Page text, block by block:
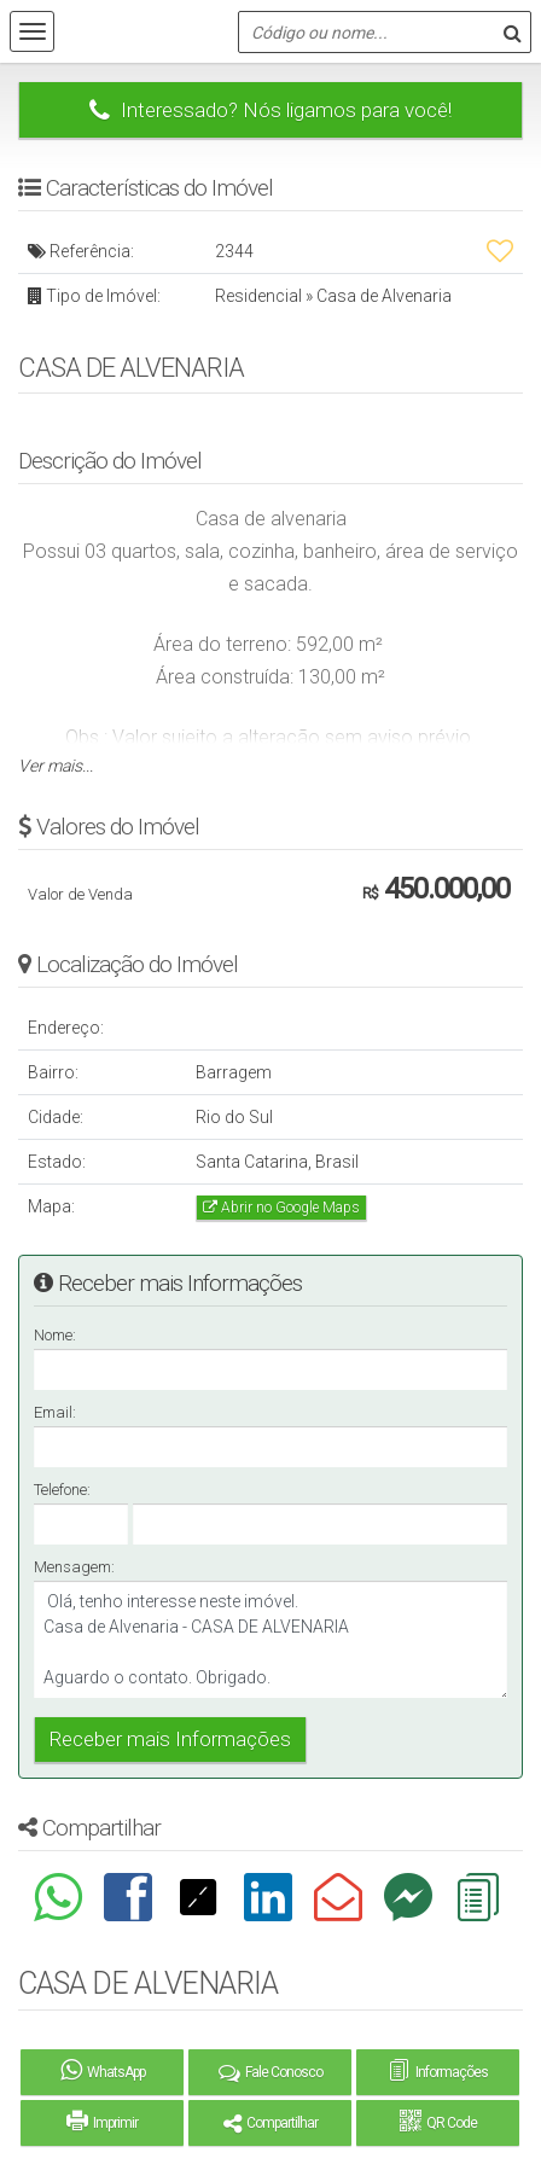
Interessado? Nós ligamos para você!
Características do Imóvel
Referência: 2344
Tipo de Imóvel: Residencial » Casa de Alvenaria
CASA DE ALVENARIA
Descrição do Imóvel
Casa de alvenaria
Possui 03 quartos, sala, cozinha, banheiro, área de serviço
e sacada.
Área do terreno: 592,00 m²
Área construída: 130,00 m²
Obs.: Valor sujeito a alteração sem aviso prévio.
Ver mais...
Valores do Imóvel
R$450.000,00
Valor de Venda
Localização do Imóvel
Endereço:
Bairro: Barragem
Cidade: Rio do Sul
Estado: Santa Catarina, Brasil
Mapa: Abrir no Google Maps
Receber mais Informações
Nome:
Email:
Telefone:
Mensagem:
Compartilhar
CASA DE ALVENARIA
WhatsApp Fale Conosco Informações
Imprimir Compartilhar QR Code